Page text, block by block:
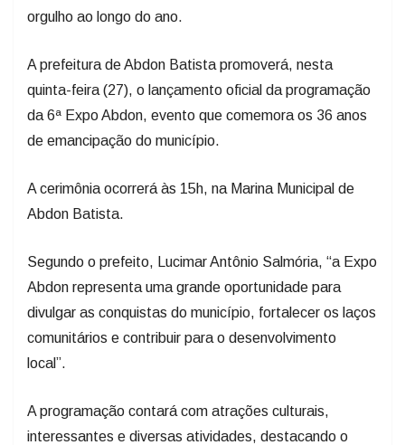
orgulho ao longo do ano.
A prefeitura de Abdon Batista promoverá, nesta
quinta-feira (27), o lançamento oficial da programação
da 6ª Expo Abdon, evento que comemora os 36 anos
de emancipação do município.
A cerimônia ocorrerá às 15h, na Marina Municipal de
Abdon Batista.
Segundo o prefeito, Lucimar Antônio Salmória, “a Expo
Abdon representa uma grande oportunidade para
divulgar as conquistas do município, fortalecer os laços
comunitários e contribuir para o desenvolvimento
local”.
A programação contará com atrações culturais,
interessantes e diversas atividades, destacando o